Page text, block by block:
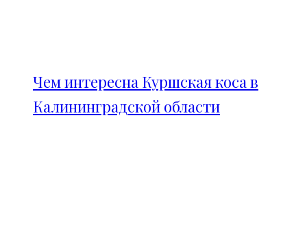
Чем интересна Куршская коса в
Калининградской области